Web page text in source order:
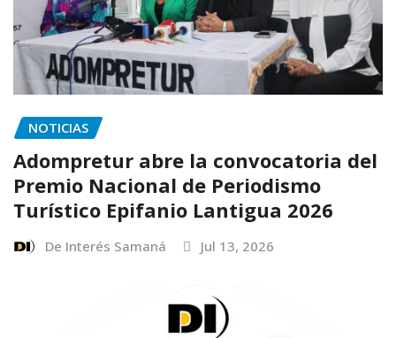
NOTICIAS
Adompretur abre la convocatoria del
Premio Nacional de Periodismo
Turístico Epifanio Lantigua 2026
De Interés Samaná Jul 13, 2026